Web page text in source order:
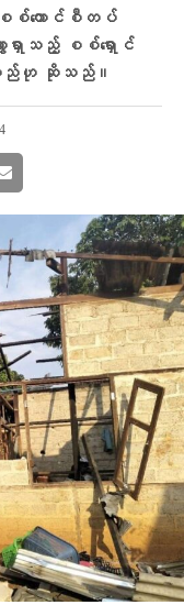
ကောင်စီတပ်
းရှာသည့် စစ်ရှောင်
ည်ဟု ဆိုသည်။